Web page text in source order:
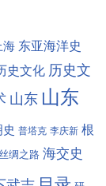
海 东亚海洋史
史文化 历史文
山东 山东
史 普塔克 李庆新 根
绸之路 海交史